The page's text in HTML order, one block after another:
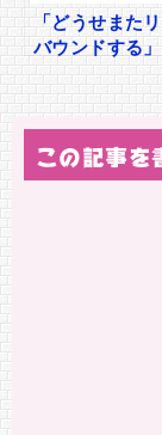
「どうせまたリ
バウンドする」
この記事を